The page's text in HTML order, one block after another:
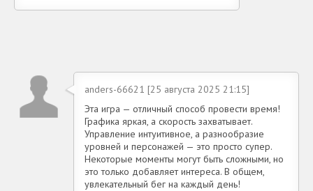
anders-66621 [25 августа 2025 21:15]
Эта игра — отличный способ провести время!
Графика яркая, а скорость захватывает.
Управление интуитивное, а разнообразие
уровней и персонажей — это просто супер.
Некоторые моменты могут быть сложными, но
это только добавляет интереса. В общем,
увлекательный бег на каждый день!